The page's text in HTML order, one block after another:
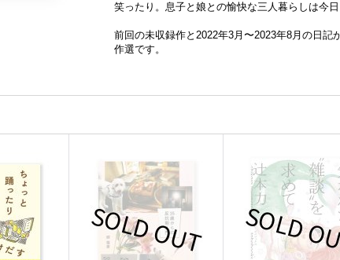
笑ったり。息子と娘との愉快な三人暮らしは今日
前回の未収録作と2022年3月〜2023年8月の日記
作選です。